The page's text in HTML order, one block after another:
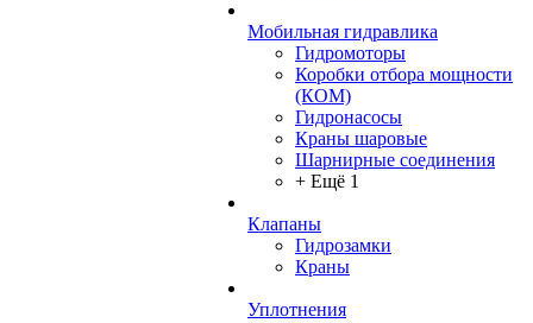
Мобильная гидравлика
Гидромоторы
Коробки отбора мощности
(КОМ)
Гидронасосы
Краны шаровые
Шарнирные соединения
+ Ещё 1
Клапаны
Гидрозамки
Краны
Уплотнения